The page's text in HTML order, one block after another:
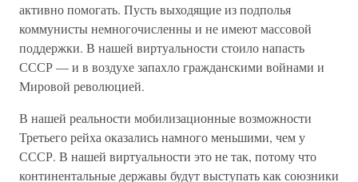
активно помогать. Пусть выходящие из подполья
коммунисты немногочисленны и не имеют массовой
поддержки. В нашей виртуальности стоило напасть
СССР — и в воздухе запахло гражданскими войнами и
Мировой революцией.
В нашей реальности мобилизационные возможности
Третьего рейха оказались намного меньшими, чем у
СССР. В нашей виртуальности это не так, потому что
континентальные державы будут выступать как союзники